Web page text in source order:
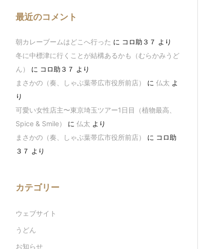
最近のコメント
朝カレーブームはどこへ行った に コロ助３７ より
冬に中標津に行くことが結構あるかも（むらかみうど
ん）
に コロ助３７ より
まさかの（奏、しゃぶ葉帯広市役所前店）
に 仏太 よ
り
可愛い女性店主〜東京埼玉ツアー1日目（植物最高、
Spice & Smile）
に 仏太 より
まさかの（奏、しゃぶ葉帯広市役所前店）
に コロ助
３７ より
カテゴリー
ウェブサイト
うどん
お知らせ